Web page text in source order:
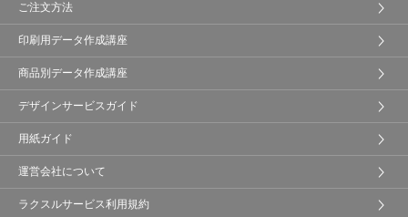
ご注文方法
印刷用データ作成講座
商品別データ作成講座
デザインサービスガイド
用紙ガイド
運営会社について
ラクスルサービス利用規約